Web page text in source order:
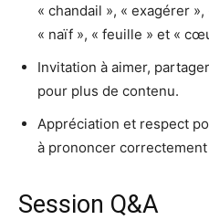
« chandail », « exagérer
« naïf », « feuille » et «
Invitation à aimer,
pour plus de contenu.
Appréciation et respect
à prononcer
Session Q&A